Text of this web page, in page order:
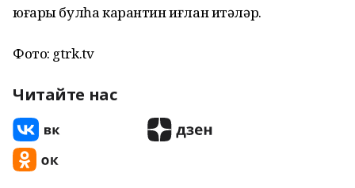
юғары булһа карантин иғлан итәләр.
Фото: gtrk.tv
Читайте нас